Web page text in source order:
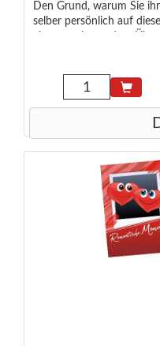
Den Grund, warum Sie
selber persönlich auf
erkennbar ist.<br><br>
hinterlassen möchten,
auf mehrfach bestellen.